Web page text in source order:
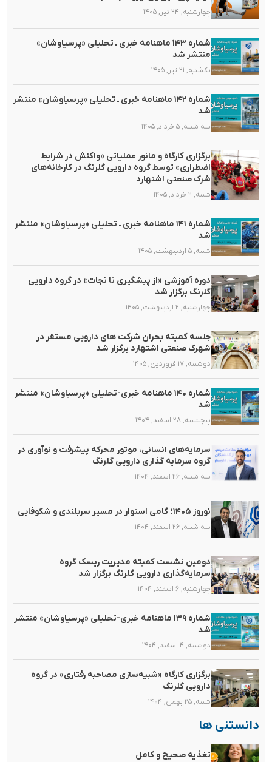
چهارشنبه, ۲۴ تیر, ۱۴۰۵
شماره ۱۴۳ ماهنامه خبری ـ تحلیلی «پرسیاوشان»
منتشر شد
یکشنبه, ۲۱ تیر, ۱۴۰۵
شماره ۱۴۲ ماهنامه خبری ـ تحلیلی «پرسیاوشان» منتشر
شد
سه شنبه, ۵ خرداد, ۱۴۰۵
برگزاری کارگاه و مانور عملیاتی «واکنش در شرایط
اضطراری» توسط گروه دارویی گلرنگ در کارخانه‌های
شرک صنعتی اشتهارد
شنبه, ۲ خرداد, ۱۴۰۵
شماره ۱۴۱ ماهنامه خبری ـ تحلیلی «پرسیاوشان» منتشر
شد
شنبه, ۵ اردیبهشت, ۱۴۰۵
دوره آموزشی «از پیشگیری تا نجات» در گروه دارویی
گلرنگ برگزار شد
چهارشنبه, ۲ اردیبهشت, ۱۴۰۵
جلسه کمیته بحران شرکت های دارویی مستقر در
شهرک صنعتی اشتهارد برگزار شد
دوشنبه, ۱۷ فروردین, ۱۴۰۵
شماره ۱۴۰ ماهنامه خبری-تحلیلی «پرسیاوشان» منتشر
شد
پنجشنبه, ۲۸ اسفند, ۱۴۰۴
سرمایه‌های انسانی، موتور محرکه پیشرفت و نوآوری در
گروه سرمایه گذاری دارویی گلرنگ
سه شنبه, ۲۶ اسفند, ۱۴۰۴
نوروز ۱۴۰۵؛ گامی استوار در مسیر سربلندی و شکوفایی
سه شنبه, ۲۶ اسفند, ۱۴۰۴
دومین نشست کمیته مدیریت ریسک گروه
سرمایه‌گذاری دارویی گلرنگ برگزار شد
چهارشنبه, ۶ اسفند, ۱۴۰۴
شماره ۱۳۹ ماهنامه خبری-تحلیلی «پرسیاوشان» منتشر
شد
دوشنبه, ۴ اسفند, ۱۴۰۴
برگزاری کارگاه «شبیه‌سازی مصاحبه رفتاری» در گروه
دارویی گلرنگ
شنبه, ۲۵ بهمن, ۱۴۰۴
دانستنی ها
تغذیه صحیح و کامل